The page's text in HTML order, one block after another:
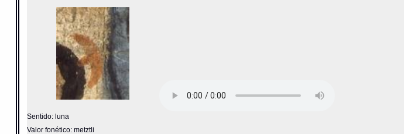
Sentido: luna
Valor fonético: metztli